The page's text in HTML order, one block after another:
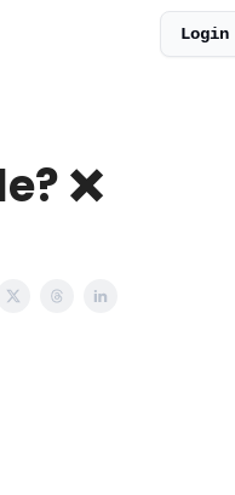
Login
❌